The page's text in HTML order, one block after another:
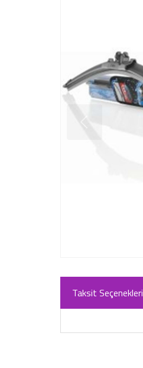
Taksit Seçenekleri